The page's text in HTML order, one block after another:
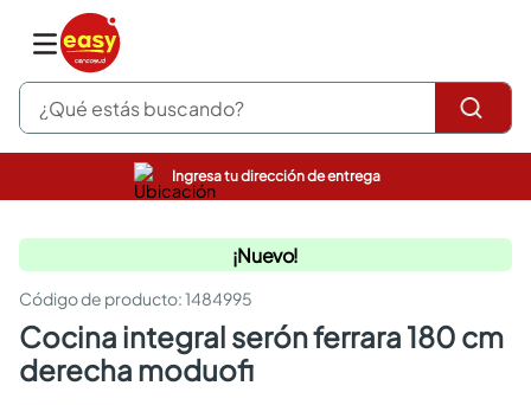
¿Qué estás buscando?
Ingresa tu dirección de entrega
¡Nuevo!
:1484995
cocina integral serón ferrara 180 cm
derecha moduofi
pinturas
comedor
escritorio
pisos
armarios closet